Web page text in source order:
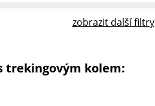
zobrazit další filtry
trekingovým kolem: